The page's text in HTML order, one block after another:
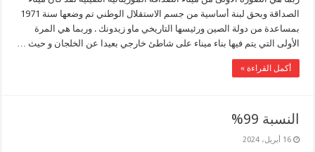
الصداقة وبحق لبنة أساسية من جسم الاستقلال الوطني تم وضعها سنة 1971
بمساعدة من دولة الصين ورئيسها التاريخي ماو زيدونك . وربما هي المرة
الأولى التي يتم فيها بناء ميناء على شاطئ خارجي بعيدا عن الخلجان و حيث …
أكمل القراءة »
النسبة 99%
16 أبريل، 2024